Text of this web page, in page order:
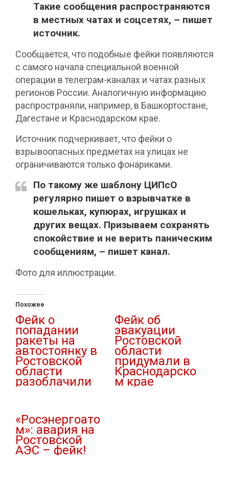
Такие сообщения распространяются
в местных чатах и соцсетях, – пишет
источник.
Сообщается, что подобные фейки появляются
с самого начала специальной военной
операции в телеграм-каналах и чатах разных
регионов России. Аналогичную информацию
распространяли, например, в Башкортостане,
Дагестане и Краснодарском крае.
Источник подчеркивает, что фейки о
взрывоопасных предметах на улицах не
ограничиваются только фонариками.
По такому же шаблону ЦИПсО
регулярно пишет о взрывчатке в
кошельках, купюрах, игрушках и
других вещах. Призываем сохранять
спокойствие и не верить паническим
сообщениям, – пишет канал.
Фото для иллюстрации.
Похожее
Фейк о
попадании
ракеты на
автостоянку в
Ростовской
области
разоблачили
Фейк об
эвакуации
Ростовской
области
придумали в
Краснодарско
м крае
«Росэнергоато
м»: авария на
Ростовской
АЭС – фейк!